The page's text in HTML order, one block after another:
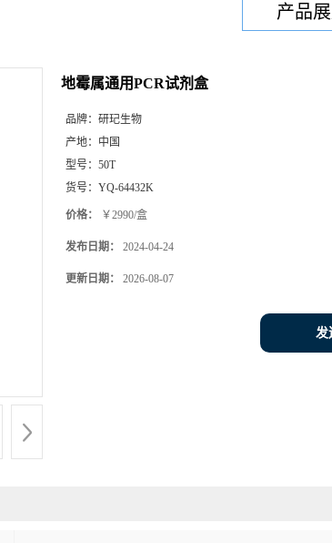
产品
地霉属通用PCR试剂盒
品牌： 研玘生物
产地： 中国
型号： 50T
货号： YQ-64432K
价格： ￥2990/盒
发布日期： 2024-04-24
更新日期： 2026-08-07
发